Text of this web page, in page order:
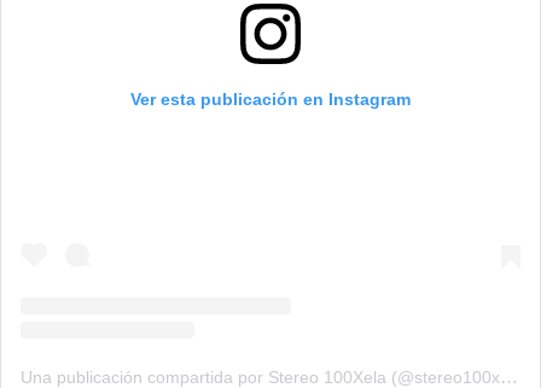
Ver esta publicación en Instagram
Una publicación compartida por Stereo 100Xela (@stereo100xela)